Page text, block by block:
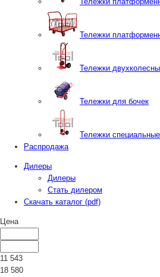
Тележки
Тележки
Тележки для бочек
Тележки специальные
Распродажа
Дилеры
Дилеры
Стать дилером
Скачать каталог (pdf)
Цена
11 543
18 580